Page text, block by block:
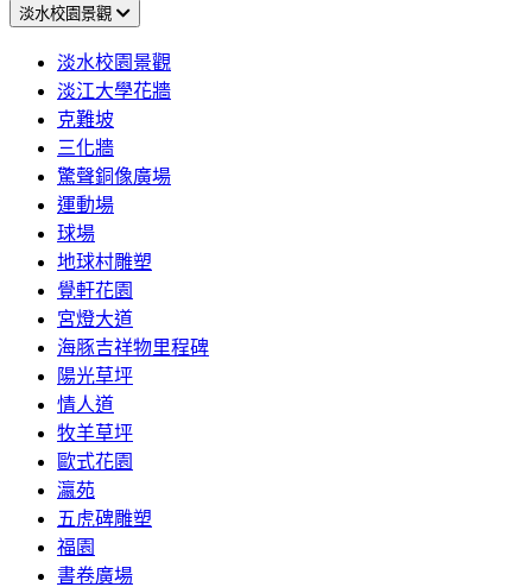
淡水校園景觀
淡水校園景觀
淡江大學花牆
克難坡
三化牆
驚聲銅像廣場
運動場
球場
地球村雕塑
覺軒花園
宮燈大道
海豚吉祥物里程碑
陽光草坪
情人道
牧羊草坪
歐式花園
瀛苑
五虎碑雕塑
福園
書卷廣場